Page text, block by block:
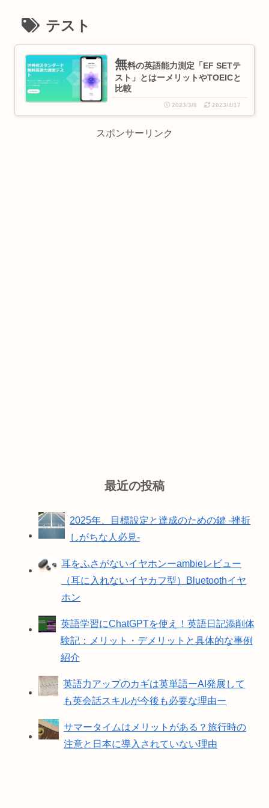
テスト
無料の英語能力測定「EF SETテ
スト」とはーメリットやTOEICと
比較
2023/3/8 2023/4/17
スポンサーリンク
最近の投稿
2025年、目標設定と達成のための鍵 -挫折
しがちな人必見-
耳をふさがないイヤホンーambieレビュー
（耳に入れないイヤカフ型）Bluetoothイヤ
ホン
英語学習にChatGPTを使え！英語日記添削体
験記：メリット・デメリットと具体的な事例
紹介
英語力アップのカギは英単語ーAI発展して
も英会話スキルが今後も必要な理由ー
サマータイムはメリットがある？旅行時の
注意と日本に導入されていない理由